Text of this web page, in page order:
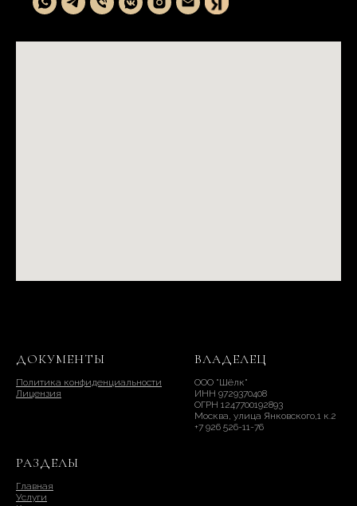
ДОКУМЕНТЫ
Политика конфиденциальности
Лицензия
ВЛАДЕЛЕЦ
ООО "Шёлк"
ИНН 9729370408
ОГРН 1247700192893
Москва, улица Янковского,1 к.2
+7 926 526-11-76
РАЗДЕЛЫ
Главная
Услуги